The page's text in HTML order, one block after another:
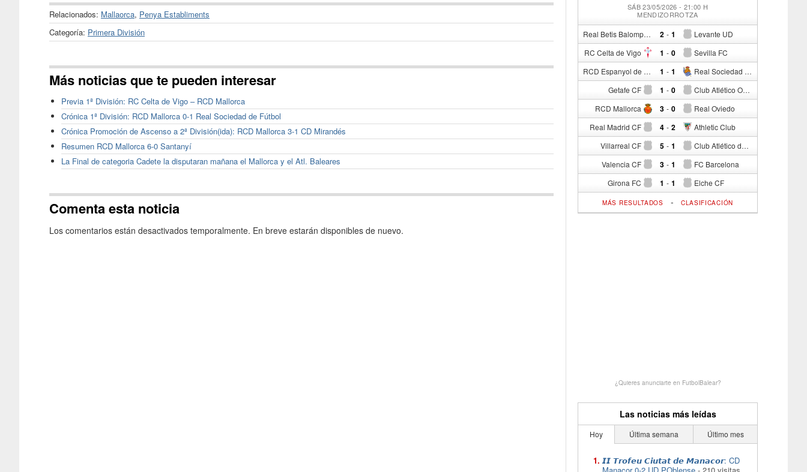
Relacionados: Mallaorca, Penya Establiments
Categoría: Primera División
Más noticias que te pueden interesar
Previa 1ª División: RC Celta de Vigo – RCD Mallorca
Crónica 1ª División: RCD Mallorca 0-1 Real Sociedad de Fútbol
Crónica Promoción de Ascenso a 2ª División(ida): RCD Mallorca 3-1 CD Mirandés
Resumen RCD Mallorca 6-0 Santanyí
La Final de categoria Cadete la disputaran mañana el Mallorca y el Atl. Baleares
Comenta esta noticia
Los comentarios están desactivados temporalmente. En breve estarán disponibles de nuevo.
SÁB 23/05/2026 - 21:00 H
MENDIZORROTZA
Real Betis Balompié 2 - Levante UD
1
RC Celta de Vigo 1 - Sevilla FC
0
RCD Espanyol de Barcelona 1 - Real Sociedad de Fútbol
1
Getafe CF 1 - Club Atlético Osasuna
0
RCD Mallorca 3 - Real Oviedo
0
Real Madrid CF 4 - Athletic Club
2
Villarreal CF 5 - Club Atlético de Madrid
1
Valencia CF 3 - FC Barcelona
1
Girona FC 1 - Elche CF
1
MÁS RESULTADOS - CLASIFICACIÓN
¿Quieres anunciarte en FutbolBalear?
Las noticias más leídas
Hoy Última semana Último mes
𝙄𝙄 𝙏𝙧𝙤𝙛𝙚𝙪 𝘾𝙞𝙪𝙩𝙖𝙩 𝙙𝙚 𝙈𝙖𝙣𝙖𝙘𝙤𝙧: CD